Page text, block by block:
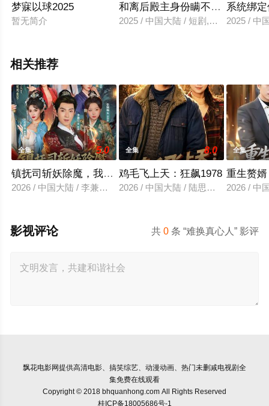
梦寐以球2025
暂无简介
和离后殿主身份瞒不住了
2025 / 中国大陆 / 短剧,反转爽
系统绑
2025 / 中
相关推荐
全集 5.0
镇抚司斩妖除魔，我的修为无上限
2026 / 中国大陆 / 李兼任＆张婉琳
全集 8.0
鸡毛飞上天：狂飙1978
2026 / 中国大陆 / 陆思羽＆张垫
全集
重生赘
2026 / 中
共0 条 “难换真心人” 影评
影视评论
飘花电影网提供高清电影、搞笑综艺、动漫动画、热门未删减电视剧全
集免费在线观看
Copyright © 2018 bhquanhong.com All Rights Reserved
桂ICP备18005686号-1